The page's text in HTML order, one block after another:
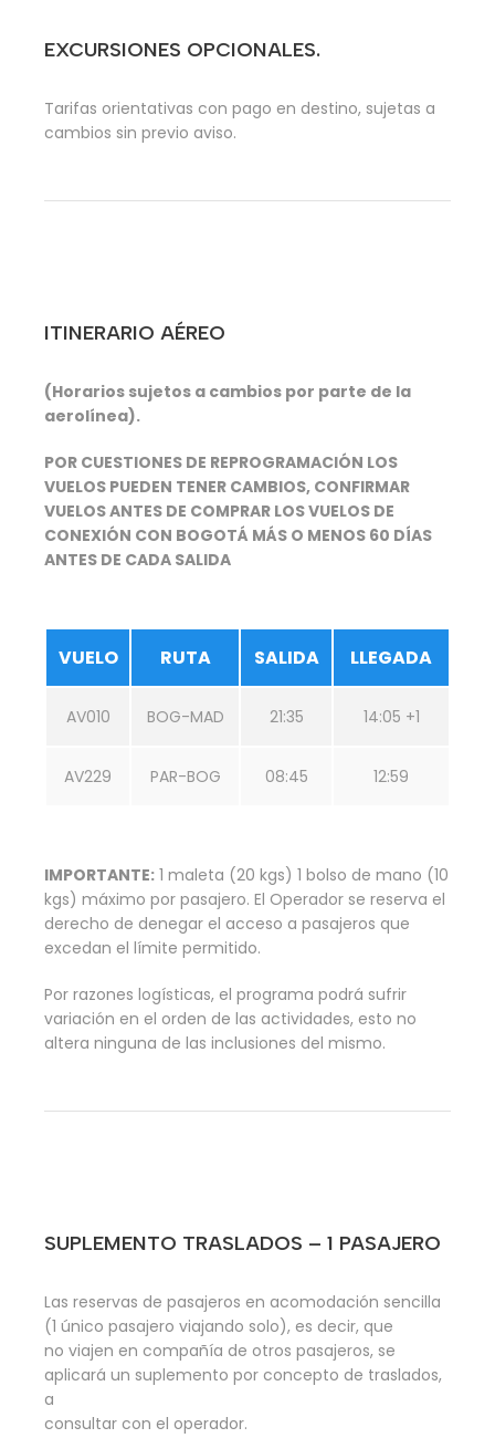
EXCURSIONES OPCIONALES.
Tarifas orientativas con pago en destino, sujetas a
cambios sin previo aviso.
ITINERARIO AÉREO
(Horarios sujetos a cambios por parte de la
aerolínea).
POR CUESTIONES DE REPROGRAMACIÓN LOS
VUELOS PUEDEN TENER CAMBIOS, CONFIRMAR
VUELOS ANTES DE COMPRAR LOS VUELOS DE
CONEXIÓN CON BOGOTÁ MÁS O MENOS 60 DÍAS
ANTES DE CADA SALIDA
VUELO RUTA SALIDA LLEGADA
AV010 BOG-MAD 21:35 14:05 +1
AV229 PAR-BOG 08:45 12:59
IMPORTANTE: 1 maleta (20 kgs) 1 bolso de mano (10
kgs) máximo por pasajero. El Operador se reserva el
derecho de denegar el acceso a pasajeros que
excedan el límite permitido.
Por razones logísticas, el programa podrá sufrir
variación en el orden de las actividades, esto no
altera ninguna de las inclusiones del mismo.
SUPLEMENTO TRASLADOS – 1 PASAJERO
Las reservas de pasajeros en acomodación sencilla
(1 único pasajero viajando solo), es decir, que
no viajen en compañía de otros pasajeros, se
aplicará un suplemento por concepto de traslados,
a
consultar con el operador.